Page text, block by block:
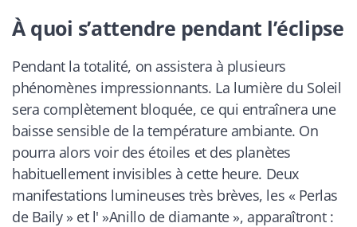
À quoi s’attendre pendant l’éclipse
Pendant la totalité, on assistera à plusieurs
phénomènes impressionnants. La lumière du Soleil
sera complètement bloquée, ce qui entraînera une
baisse sensible de la température ambiante. On
pourra alors voir des étoiles et des planètes
habituellement invisibles à cette heure. Deux
manifestations lumineuses très brèves, les « Perlas
de Baily » et l' »Anillo de diamante », apparaîtront :